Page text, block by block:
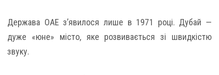
Держава ОАЕ з’явилося лише в 1971 році. Дубай —
дуже «юне» місто, яке розвивається зі швидкістю
звуку.